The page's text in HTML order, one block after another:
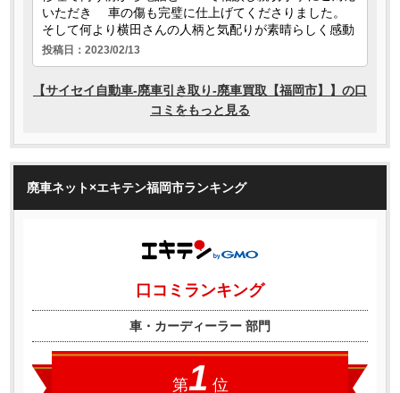
廃車ネット×エキテン福岡市ランキング